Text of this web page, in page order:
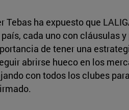
Tebas ha expuesto que
cada uno con cláusulas
de tener una
abrirse hueco en los
con todos los clubes